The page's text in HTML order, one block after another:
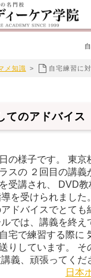
メ知識 > 自宅練習に
てのアドバイス
の様子です。 東京
スの ２回目の講義
受講され、 DVD
を受けられました
ドバイスでとても
では、講義を終え
宅で練習する際に
りしています。 そ
義、頑張ってくだ
日本